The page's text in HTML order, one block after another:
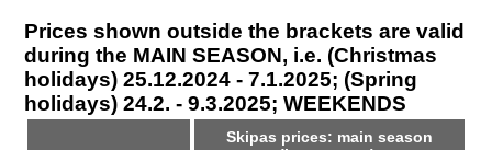
Prices shown outside the brackets are valid
during the MAIN SEASON, i.e. (Christmas
holidays) 25.12.2024 - 7.1.2025; (Spring
holidays) 24.2. - 9.3.2025; WEEKENDS
Skipas prices: main season